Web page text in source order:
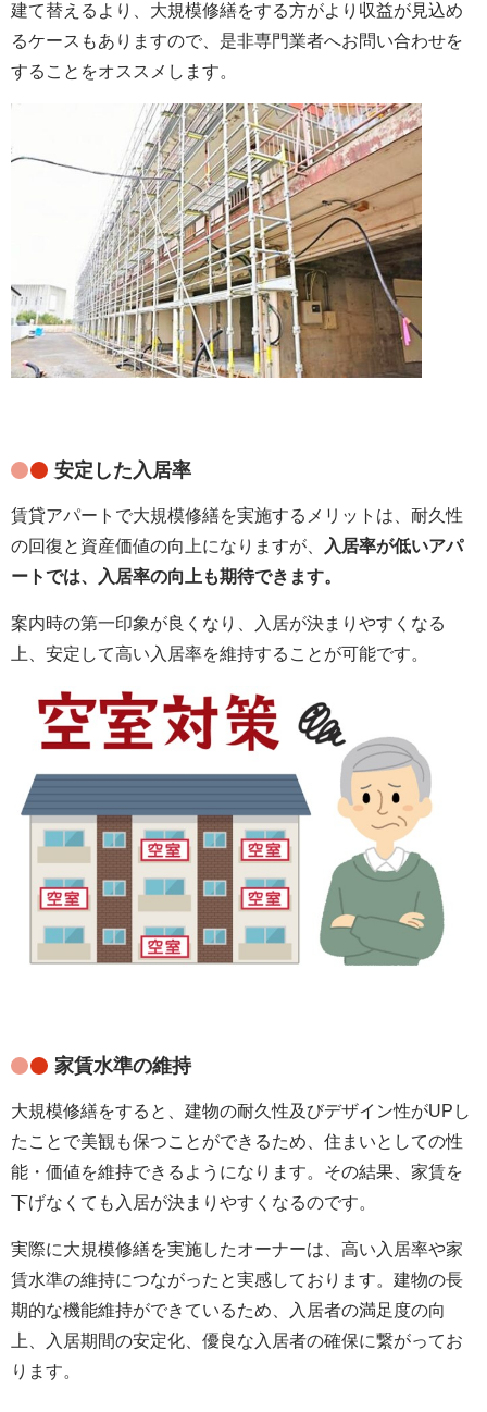
建て替えるより、大規模修繕をする方がより収益が見込め
るケースもありますので、是非専門業者へお問い合わせを
することをオススメします。
安定した入居率
賃貸アパートで大規模修繕を実施するメリットは、耐久性
の回復と資産価値の向上になりますが、
入居率が低いアパ
ートでは、入居率の向上も期待できます。
案内時の第一印象が良くなり、入居が決まりやすくなる
上、安定して高い入居率を維持することが可能です。
家賃水準の維持
大規模修繕をすると、建物の耐久性及びデザイン性がUPし
たことで美観も保つことができるため、住まいとしての性
能・価値を維持できるようになります。その結果、家賃を
下げなくても入居が決まりやすくなるのです。
実際に大規模修繕を実施したオーナーは、高い入居率や家
賃水準の維持につながったと実感しております。 建物の長
期的な機能維持ができているため、入居者の満足度の向
上、入居期間の安定化、優良な入居者の確保に繋がってお
ります。